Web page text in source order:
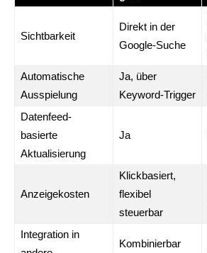
Sichtbarkeit
Direkt in der
Google-Suche
Automatische
Ausspielung
Ja, über
Keyword-Trigger
Datenfeed-
basierte
Aktualisierung
Ja
Anzeigekosten
Klickbasiert,
flexibel
steuerbar
Integration in
Kombinierbar